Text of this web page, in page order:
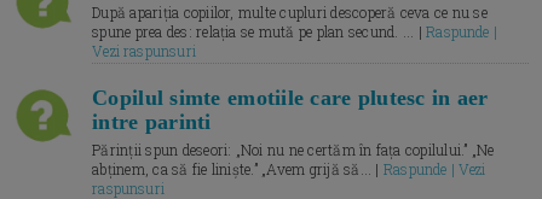
După apariția copiilor, multe cupluri descoperă ceva ce nu se
spune prea des: relația se mută pe plan secund. ... |Raspunde |
Vezi raspunsuri
Copilul simte emotiile care plutesc in aer
intre parinti
Părinții spun deseori: „Noi nu ne certăm în fața copilului.” „Ne
abținem, ca să fie liniște.” „Avem grijă să... | Raspunde | Vezi
raspunsuri